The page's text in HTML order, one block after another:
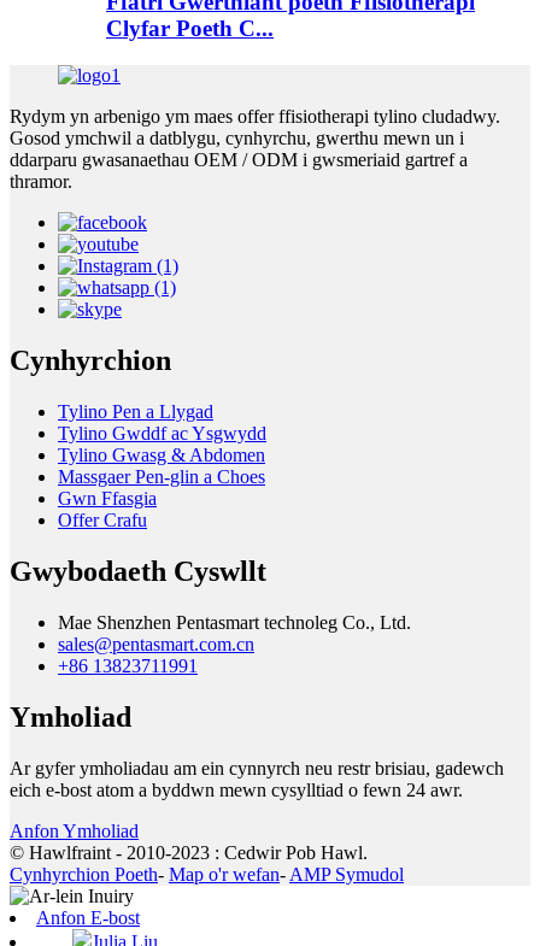
Clyfar Poeth C...
Rydym yn arbenigo ym maes offer ffisiotherapi tylino cludadwy.
Gosod ymchwil a datblygu, cynhyrchu, gwerthu mewn un i
ddarparu gwasanaethau OEM / ODM i gwsmeriaid gartref a
thramor.
Cynhyrchion
Tylino Pen a Llygad
Tylino Gwddf ac Ysgwydd
Tylino Gwasg & Abdomen
Massgaer Pen-glin a Choes
Gwn Ffasgia
Offer Crafu
Gwybodaeth Cyswllt
Mae Shenzhen Pentasmart technoleg Co., Ltd.
sales@pentasmart.com.cn
+86 13823711991
Ymholiad
Ar gyfer ymholiadau am ein cynnyrch neu restr brisiau, gadewch
eich e-bost atom a byddwn mewn cysylltiad o fewn 24 awr.
Anfon Ymholiad
© Hawlfraint - 2010-2023 : Cedwir Pob Hawl.
Cynhyrchion Poeth- Map o'r wefan- AMP Symudol
Anfon E-bost
Julia Liu